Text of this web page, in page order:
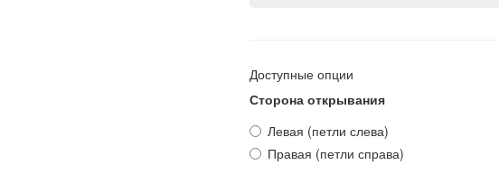
Доступные опции
Сторона открывания
Левая (петли слева)
Правая (петли справа)